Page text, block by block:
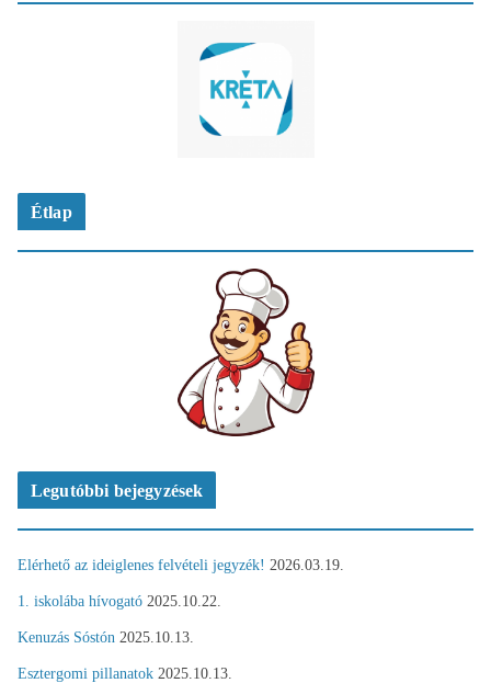
Étlap
Legutóbbi bejegyzések
Elérhető az ideiglenes felvételi jegyzék! 2026.03.19.
1. iskolába hívogató 2025.10.22.
Kenuzás Sóstón 2025.10.13.
Esztergomi pillanatok 2025.10.13.